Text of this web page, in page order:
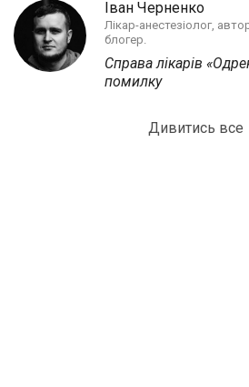
Іван Черненко
Лікар-анестезіолог,
блогер.
Справа лікарів
помилку
Дивитись все